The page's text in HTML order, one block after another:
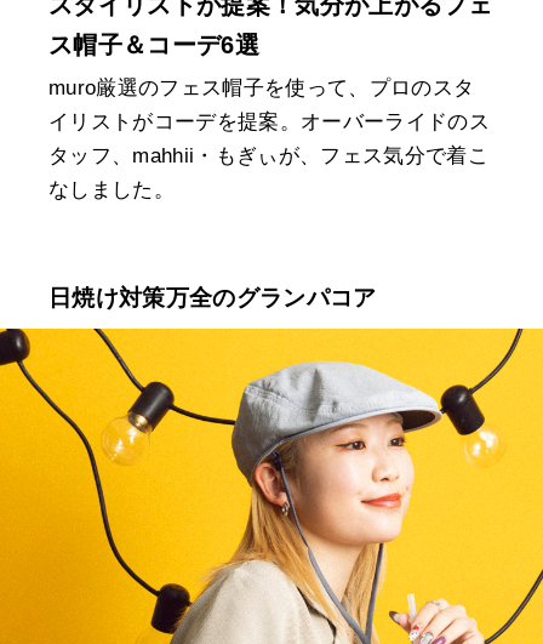
ス帽子＆コーデ6選
muro厳選のフェス帽子を使って、プロのスタ
イリストがコーデを提案。オーバーライドのス
タッフ、mahhii・もぎぃが、フェス気分で着こ
なしました。
日焼け対策万全のグランパコア